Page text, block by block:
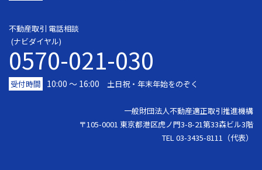
不動産取引 電話相談
(ナビダイヤル)
0570-021-030
受付時間 10:00 ～ 16:00 土日祝・年末年始をのぞく
一般財団法人不動産適正取引推進機構
〒105-0001 東京都港区虎ノ門3-8-21第33森ビル3階
TEL 03-3435-8111（代表）